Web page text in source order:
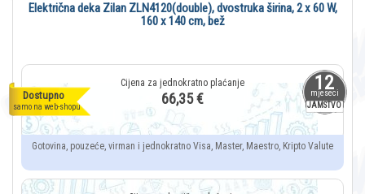
12
mjeseci
JAMSTVO
Dostupno
samo na web-shopu
Električna deka Zilan ZLN4120(double), dvostruka širina, 2 x 60 W,
160 x 140 cm, bež
66,35 €
Gotovina, pouzeće, virman i jednokratno Visa, Master, Maestro, Kripto Valute